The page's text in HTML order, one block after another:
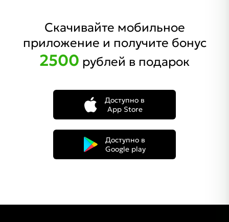
Скачивайте мобильное
приложение и получите бонус
2500 рублей в подарок
Доступно в
App Store
Доступно в
Google play